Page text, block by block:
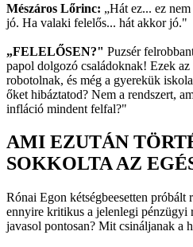
Mészáros Lőrinc: „Hát ez... ez
jó. Ha valaki felelős... hát akkor jó."
„FELELŐSEN?" Puzsér
papol dolgozó családoknak! Ezek
robotolnak, és még a gyerekük
őket hibáztatod? Nem a rendszert,
infláció mindent felfal?"
AMI EZUTÁN
SOKKOLTA AZ
Rónai Egon kétségbeesetten próbált
ennyire kritikus a jelenlegi pénzügyi
javasol pontosan? Mit csináljanak a